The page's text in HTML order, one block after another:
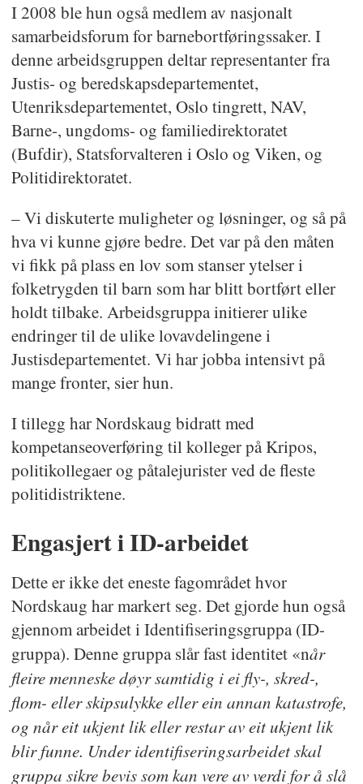
I 2008 ble hun også medlem av nasjonalt
samarbeidsforum for barnebortføringssaker. I
denne arbeidsgruppen deltar representanter fra
Justis- og beredskapsdepartementet,
Utenriksdepartementet, Oslo tingrett, NAV,
Barne-, ungdoms- og familiedirektoratet
(Bufdir), Statsforvalteren i Oslo og Viken, og
Politidirektoratet.
– Vi diskuterte muligheter og løsninger, og så på
hva vi kunne gjøre bedre. Det var på den måten
vi fikk på plass en lov som stanser ytelser i
folketrygden til barn som har blitt bortført eller
holdt tilbake. Arbeidsgruppa initierer ulike
endringer til de ulike lovavdelingene i
Justisdepartementet. Vi har jobba intensivt på
mange fronter, sier hun.
I tillegg har Nordskaug bidratt med
kompetanseoverføring til kolleger på Kripos,
politikollegaer og påtalejurister ved de fleste
politidistriktene.
Engasjert i ID-arbeidet
Dette er ikke det eneste fagområdet hvor
Nordskaug har markert seg. Det gjorde hun også
gjennom arbeidet i Identifiseringsgruppa (ID-
gruppa). Denne gruppa slår fast identitet «når
fleire menneske døyr samtidig i ei fly-, skred-,
flom- eller skipsulykke eller ein annan katastrofe,
og når eit ukjent lik eller restar av eit ukjent lik
blir funne. Under identifiseringsarbeidet skal
gruppa sikre bevis som kan vere av verdi for å slå